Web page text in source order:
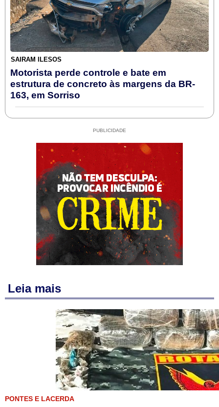
SAIRAM ILESOS
Motorista perde controle e bate em
estrutura de concreto às margens da BR-
163, em Sorriso
PUBLICIDADE
Leia mais
PONTES E LACERDA